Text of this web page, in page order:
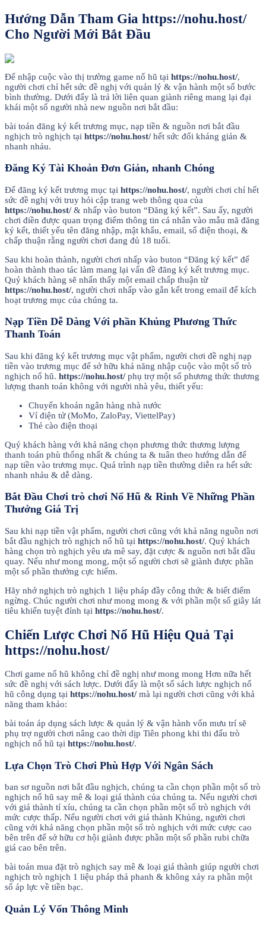
Hướng Dẫn Tham Gia https://nohu.host/
Cho Người Mới Bắt Đầu
Để nhập cuộc vào thị trường game nổ hũ tại https://nohu.host/,
người chơi chỉ hết sức đề nghị với quản lý & vận hành một số bước
bình thường. Dưới đấy là trả lời liên quan giành riêng mang lại đại
khái một số người nhà new nguồn nơi bắt đầu:
bài toán đăng ký kết trương mục, nạp tiền & nguồn nơi bắt đầu
nghịch trò nghịch tại https://nohu.host/hết sức đối kháng giản &
nhanh nhảu.
Đăng Ký Tài Khoản Đơn Giản, nhanh Chóng
Để đăng ký kết trương mục tại https://nohu.host/, người chơi chỉ hết
sức đề nghị với truy hỏi cập trang web thông qua của
https://nohu.host/& nhấp vào buton “Đăng ký kết”. Sau ấy, người
chơi điền được quan trọng điểm thông tin cá nhân vào mẫu mã đăng
ký kết, thiết yếu tên đăng nhập, mật khẩu, email, số điện thoại, &
chấp thuận rằng người chơi đang đủ 18 tuổi.
Sau khi hoàn thành, người chơi nhấp vào buton “Đăng ký kết” để
hoàn thành thao tác làm mang lại vấn đề đăng ký kết trương mục.
Quý khách hàng sẽ nhấn thấy một email chấp thuận từ
https://nohu.host/, người chơi nhấp vào gắn kết trong email để kích
hoạt trương mục của chúng ta.
Nạp Tiền Dễ Dàng Với phần Khủng Phương Thức
Thanh Toán
Sau khi đăng ký kết trương mục vật phẩm, người chơi đề nghị nạp
tiền vào trương mục để sở hữu khả năng nhập cuộc vào một số trò
nghịch nổ hũ. https://nohu.host/phụ trợ một số phương thức thương
lượng thanh toán không với người nhà yêu, thiết yếu:
Chuyển khoản ngân hàng nhà nước
Ví điện tử (MoMo, ZaloPay, ViettelPay)
Thẻ cào điện thoại
Quý khách hàng với khả năng chọn phương thức thương lượng
thanh toán phù thống nhất & chúng ta & tuân theo hướng dẫn để
nạp tiền vào trương mục. Quá trình nạp tiền thường diễn ra hết sức
nhanh nhảu & dễ dàng.
Bắt Đầu Chơi trò chơi Nổ Hũ & Rinh Về Những Phần
Thưởng Giá Trị
Sau khi nạp tiền vật phẩm, người chơi cũng với khả năng nguồn nơi
bắt đầu nghịch trò nghịch nổ hũ tại https://nohu.host/. Quý khách
hàng chọn trò nghịch yêu ưa mê say, đặt cược & nguồn nơi bắt đầu
quay. Nếu như mong mong, một số người chơi sẽ giành được phần
một số phần thưởng cực hiếm.
Hãy nhớ nghịch trò nghịch 1 liệu pháp đầy công thức & biết điểm
ngừng. Chúc người chơi như mong mong & với phần một số giây lát
tiêu khiển tuyệt đỉnh tại https://nohu.host/.
Chiến Lược Chơi Nổ Hũ Hiệu Quả Tại
https://nohu.host/
Chơi game nổ hũ không chỉ đề nghị như mong mong Hơn nữa hết
sức đề nghị với sách lược. Dưới đấy là một số sách lược nghịch nổ
hũ công dụng tại https://nohu.host/mà lại người chơi cũng với khả
năng tham khảo:
bài toán áp dụng sách lược & quản lý & vận hành vốn mưu trí sẽ
phụ trợ người chơi nâng cao thời dịp Tiên phong khi thi đấu trò
nghịch nổ hũ tại https://nohu.host/.
Lựa Chọn Trò Chơi Phù Hợp Với Ngân Sách
ban sơ nguồn nơi bắt đầu nghịch, chúng ta cần chọn phần một số trò
nghịch nổ hũ say mê & loại giá thành của chúng ta. Nếu người chơi
với giá thành tí xíu, chúng ta cần chọn phần một số trò nghịch với
mức cược thấp. Nếu người chơi với giá thành Khủng, người chơi
cũng với khả năng chọn phần một số trò nghịch với mức cược cao
bên trên để sở hữu cơ hội giành được phần một số phần rubi chữa
giá cao bên trên.
bài toán mua đặt trò nghịch say mê & loại giá thành giúp người chơi
nghịch trò nghịch 1 liệu pháp thả phanh & không xảy ra phần một
số áp lực về tiền bạc.
Quản Lý Vốn Thông Minh